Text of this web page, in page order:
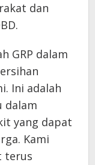
dan
GRP dalam
Ini adalah
dalam
yang dapat
Kami
terus